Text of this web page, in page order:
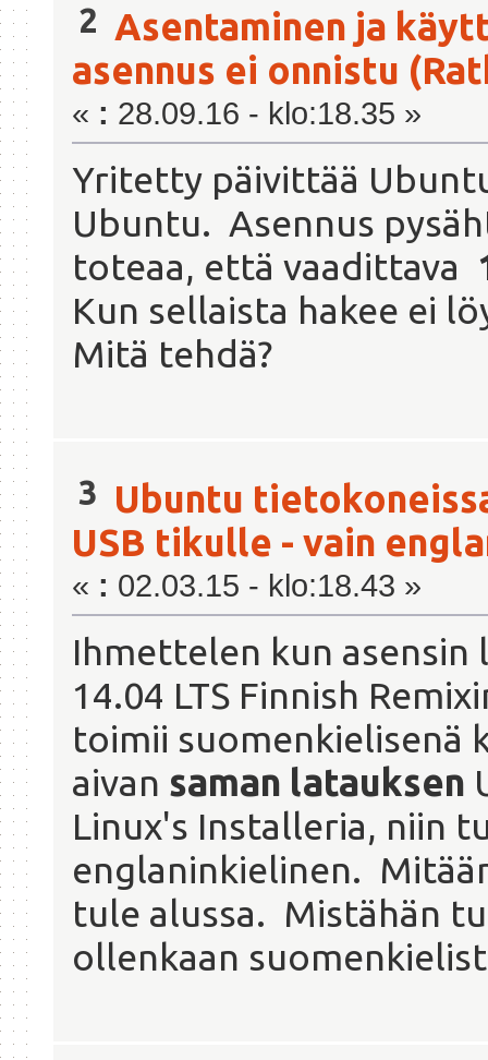
2 Asentaminen ja
asennus ei onnistu
« : 28.09.16 - klo:18.35 »
Yritetty päivittää
Ubuntu. Asennus
toteaa, että vaadittava
Kun sellaista hakee ei
Mitä tehdä?
3 Ubuntu
USB tikulle - vain
« : 02.03.15 - klo:18.43 »
Ihmettelen kun
14.04 LTS Finnish
toimii suomenkielisenä
aivan saman latauksen
Linux's Installeria, niin
englaninkielinen.
tule alussa. Mistähän
ollenkaan